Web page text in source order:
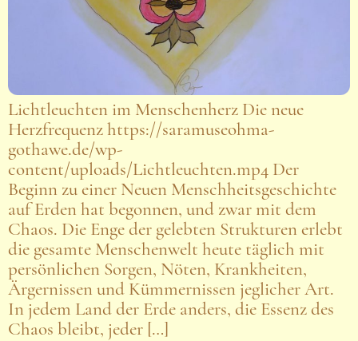
Lichtleuchten im Menschenherz Die neue
Herzfrequenz https://saramuseohma-
gothawe.de/wp-
content/uploads/Lichtleuchten.mp4 Der
Beginn zu einer Neuen Menschheitsgeschichte
auf Erden hat begonnen, und zwar mit dem
Chaos. Die Enge der gelebten Strukturen erlebt
die gesamte Menschenwelt heute täglich mit
persönlichen Sorgen, Nöten, Krankheiten,
Ärgernissen und Kümmernissen jeglicher Art.
In jedem Land der Erde anders, die Essenz des
Chaos bleibt, jeder […]